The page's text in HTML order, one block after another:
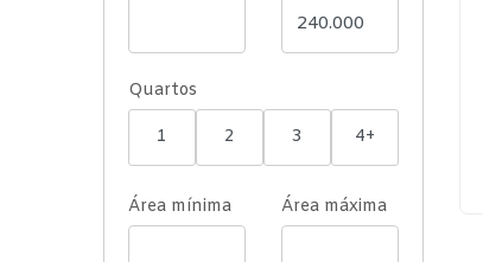
Quartos
1 2 3 4+
Área mínima Área máxima